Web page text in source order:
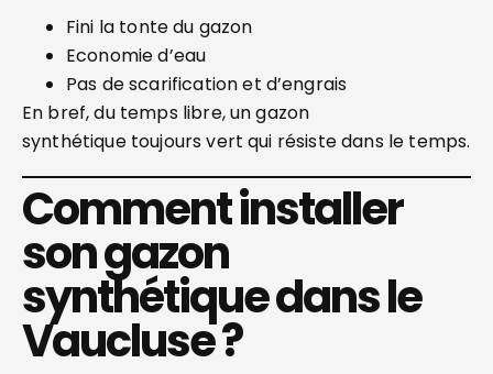
Fini la tonte du gazon
Economie d’eau
Pas de scarification et d’engrais
En bref, du temps libre, un gazon
synthétique toujours vert qui résiste dans le temps.
Comment installer
son gazon
synthétique dans le
Vaucluse ?